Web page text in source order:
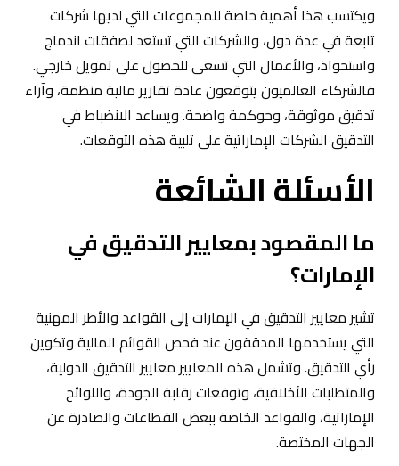
ويكتسب هذا أهمية خاصة للمجموعات التي لديها شركات
تابعة في عدة دول، والشركات التي تستعد لصفقات اندماج
واستحواذ، والأعمال التي تسعى للحصول على تمويل خارجي.
فالشركاء العالميون يتوقعون عادة تقارير مالية منظمة، وآراء
تدقيق موثوقة، وحوكمة واضحة. ويساعد الانضباط في
التدقيق الشركات الإماراتية على تلبية هذه التوقعات.
الأسئلة الشائعة
ما المقصود بمعايير التدقيق في
الإمارات؟
تشير معايير التدقيق في الإمارات إلى القواعد والأطر المهنية
التي يستخدمها المدققون عند فحص القوائم المالية وتكوين
رأي التدقيق. وتشمل هذه المعايير معايير التدقيق الدولية،
والمتطلبات الأخلاقية، وتوقعات رقابة الجودة، واللوائح
الإماراتية، والقواعد الخاصة ببعض القطاعات والصادرة عن
الجهات المختصة.